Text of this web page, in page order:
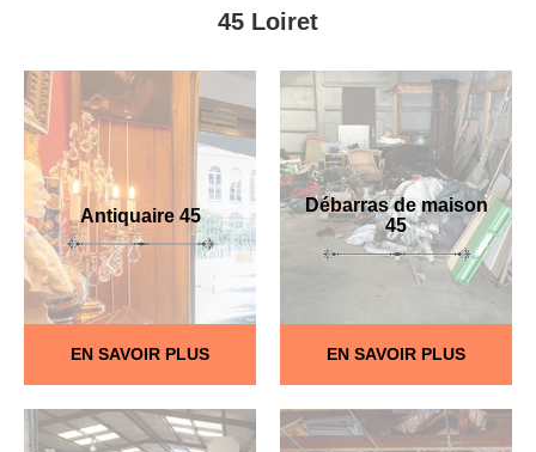
45 Loiret
Antiquaire 45
EN SAVOIR PLUS
Débarras de maison
45
EN SAVOIR PLUS